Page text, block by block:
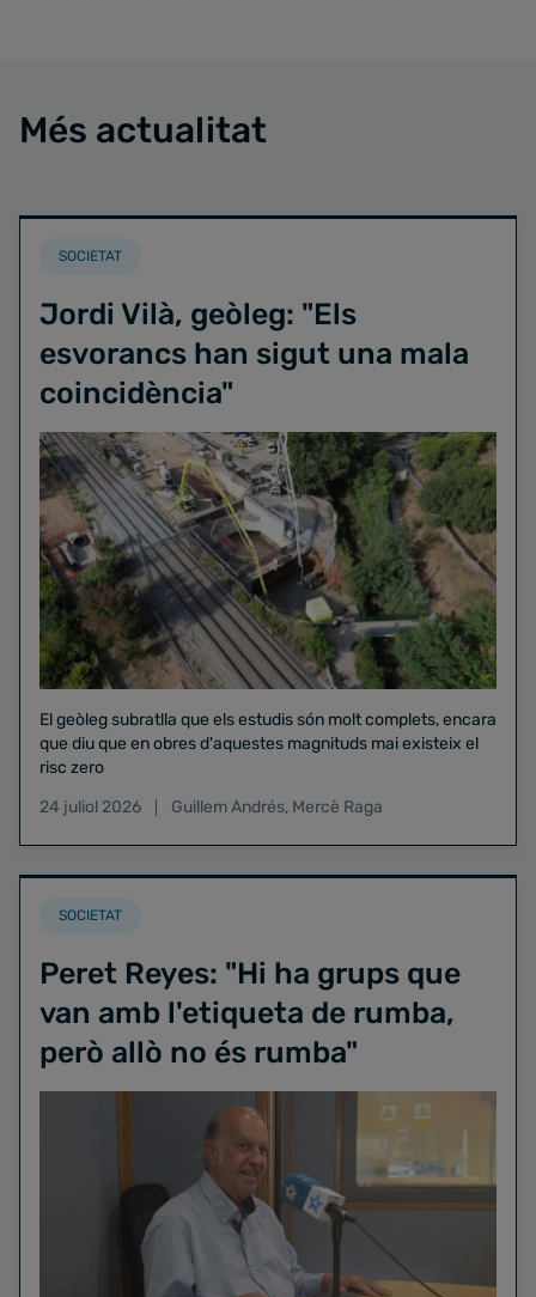
Més actualitat
SOCIETAT
Jordi Vilà, geòleg: "Els
esvorancs han sigut una mala
coincidència"
El geòleg subratlla que els estudis són molt complets, encara
que diu que en obres d'aquestes magnituds mai existeix el
risc zero
24 juliol 2026
Guillem Andrés, Mercè Raga
SOCIETAT
Peret Reyes: "Hi ha grups que
van amb l'etiqueta de rumba,
però allò no és rumba"